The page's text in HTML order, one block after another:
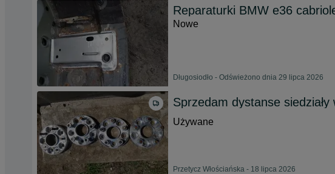
Reparaturki BMW e36
Nowe
Długosiodło - Odświeżono dnia 29 lipca 2026
Sprzedam dystanse
Używane
Przetycz Włościańska - 18 lipca 2026